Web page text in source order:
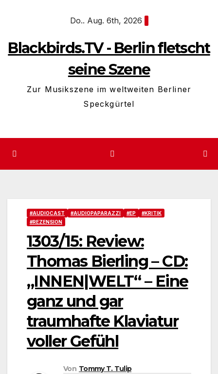
Do.. Aug. 6th, 2026
Blackbirds.TV - Berlin fletscht
seine Szene
Zur Musikszene im weltweiten Berliner
Speckgürtel
#AUDIOCAST #AUDIOPAPARAZZI #EP
#KRITIK
#REZENSION
1303/15: Review:
Thomas Bierling – CD:
„INNEN|WELT“ – Eine
ganz und gar
traumhafte Klaviatur
voller Gefühl
Von Tommy T. Tulip